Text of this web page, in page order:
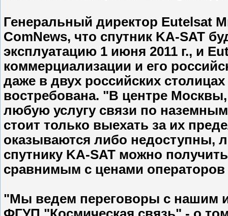
Генеральный директор Eutelsat
ComNews, что спутник KA-SAT
эксплуатацию 1 июня 2011 г., и
коммерциализации и его
даже в двух российских
востребована. "В центре
любую услугу связи по
стоит только выехать за их
оказываются либо недоступны,
спутнику KA-SAT можно
сравнимым с ценами
"Мы ведем переговоры с нашим